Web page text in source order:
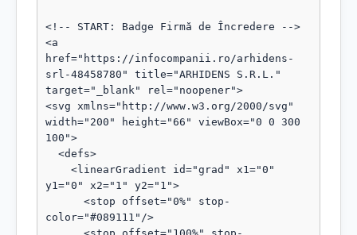
<!-- START: Badge Firmă de Încredere -->
<a
href="https://infocompanii.ro/arhidens-
srl-48458780" title="ARHIDENS S.R.L."
target="_blank" rel="noopener">
<svg xmlns="http://www.w3.org/2000/svg"
width="200" height="66" viewBox="0 0 300
100">
y1="0" x2="1" y2="1">
color="#089111"/>